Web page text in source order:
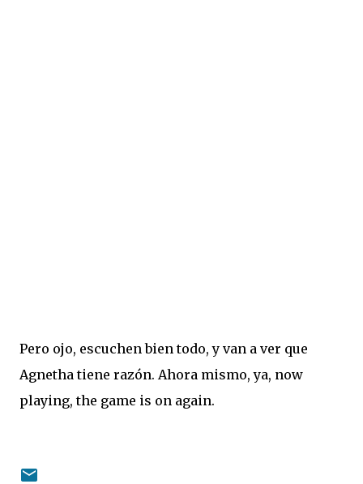
Pero ojo, escuchen bien todo, y van a ver que
Agnetha tiene razón. Ahora mismo, ya, now
playing, the game is on again.